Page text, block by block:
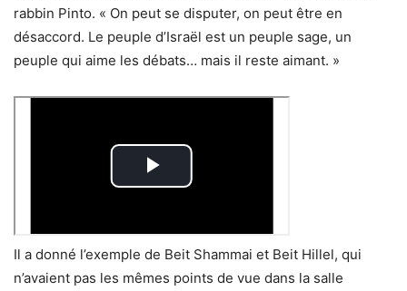
rabbin Pinto. « On peut se disputer, on peut être en
désaccord. Le peuple d’Israël est un peuple sage, un
peuple qui aime les débats… mais il reste aimant. »
Il a donné l’exemple de Beit Shammai et Beit Hillel, qui
n’avaient pas les mêmes points de vue dans la salle